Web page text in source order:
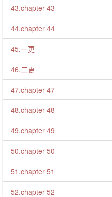
43.chapter 43
44.chapter 44
45.一更
46.二更
47.chapter 47
48.chapter 48
49.chapter 49
50.chapter 50
51.chapter 51
52.chapter 52